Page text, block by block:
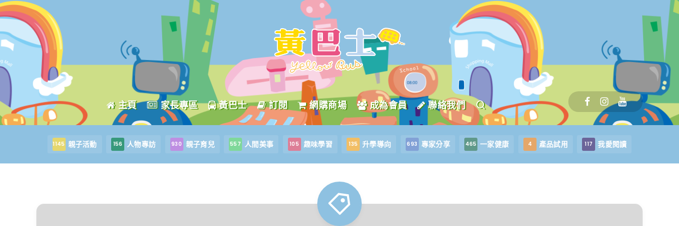
主頁 家長專區 黃巴士 訂閱 網購商場 成為會員 聯絡我們
1145 親子活動 156 人物專訪 930 親子育兒 557 人間美事 105 趣味學習 135 升學導向 693 專家分享 465 一家健康 4 產品試用 117 我愛閱讀